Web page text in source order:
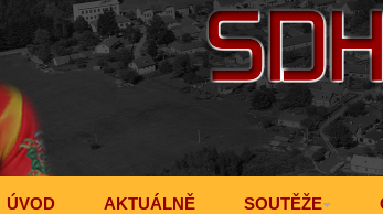
ÚVOD AKTUÁLNĚ SOUTĚŽE